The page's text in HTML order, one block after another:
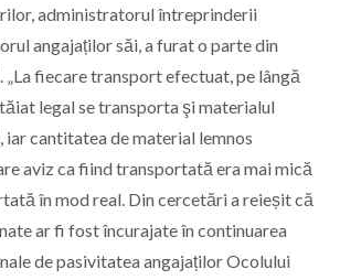
administratorul întreprinderii
angajaților săi, a furat o parte din
fiecare transport efectuat, pe lângă
legal se transporta şi materialul
iar cantitatea de material lemnos
aviz ca fiind transportată era mai mică
în mod real. Din cercetări a reieșit că
ar fi fost încurajate în continuarea
de pasivitatea angajaților Ocolului